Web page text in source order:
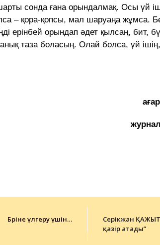
сонда ғана орындалмақ. Осы үй
– қора-қопсы, мал шаруаңа жұмса.
ерінбей орындап əдет қылсаң, бит,
таза боласың. Олай болса, үй
Бәріне үлгеру үшін…
Серікжан
қазір атады”